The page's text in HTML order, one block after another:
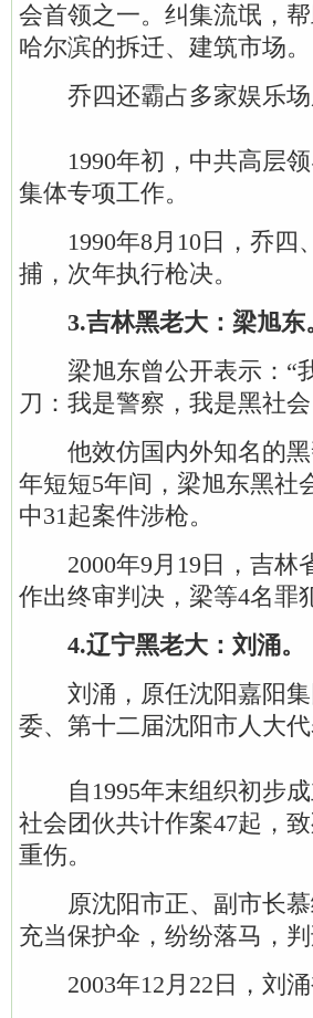
会首领之一。纠集流氓，
哈尔滨的拆迁、建筑市场。
乔四还霸占多家娱乐场
1990年初，中共高层领
集体专项工作。
1990年8月10日，乔四
捕，次年执行枪决。
3.吉林黑老大：梁旭东
梁旭东曾公开表示：“
刀：我是警察，我是黑社
他效仿国内外知名的黑
年短短5年间，梁旭东黑社
中31起案件涉枪。
2000年9月19日，吉林
作出终审判决，梁等4名罪
4.辽宁黑老大：刘涌。
刘涌，原任沈阳嘉阳集
委、第十二届沈阳市人大代
自1995年末组织初步成
社会团伙共计作案47起，
重伤。
原沈阳市正、副市长慕
充当保护伞，纷纷落马，判
2003年12月22日，刘涌